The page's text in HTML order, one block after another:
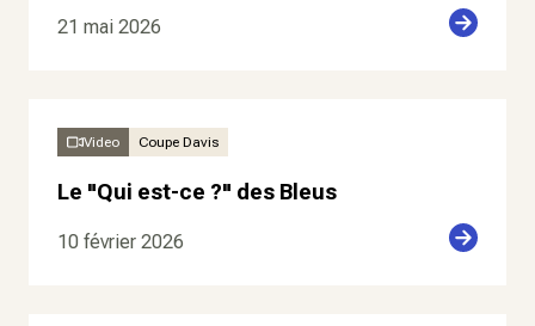
21 mai 2026
Video Coupe Davis
Le "Qui est-ce ?" des Bleus
10 février 2026